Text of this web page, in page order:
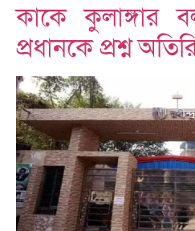
কাকে কুলাঙ্গার
প্রধানকে প্রশ্ন